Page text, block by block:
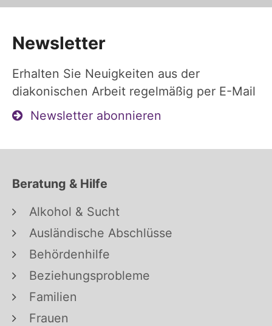
Newsletter
Erhalten Sie Neuigkeiten aus der
diakonischen Arbeit regelmäßig per E-Mail
Newsletter abonnieren
Beratung & Hilfe
Alkohol & Sucht
Ausländische Abschlüsse
Behördenhilfe
Beziehungsprobleme
Familien
Frauen